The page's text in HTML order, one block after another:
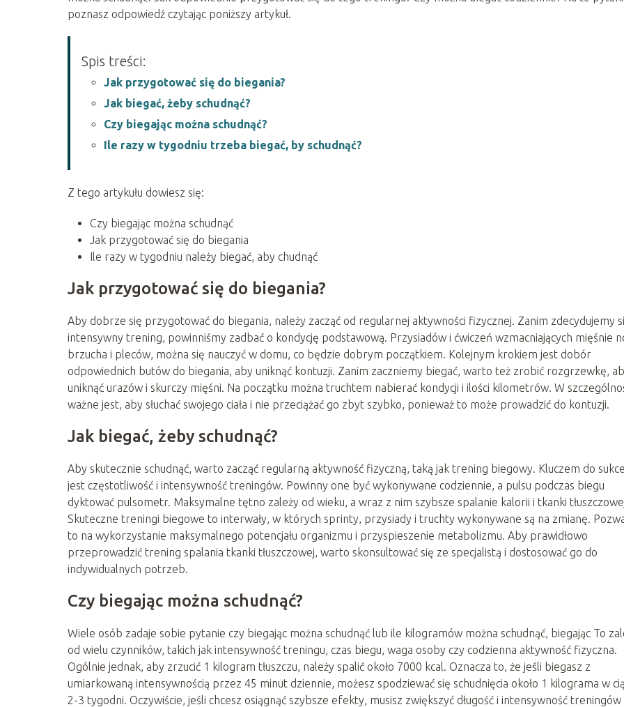
poznasz odpowiedź czytając poniższy artykuł.
Spis treści:
Jak przygotować się do biegania?
Jak biegać, żeby schudnąć?
Czy biegając można schudnąć?
Ile razy w tygodniu trzeba biegać, by schudnąć?
Z tego artykułu dowiesz się:
Czy biegając można schudnąć
Jak przygotować się do biegania
Ile razy w tygodniu należy biegać, aby chudnąć
Jak przygotować się do biegania?
Aby dobrze się przygotować do biegania, należy zacząć od regularnej aktywności fizycznej. Zanim zdecydujemy
intensywny trening, powinniśmy zadbać o kondycję podstawową. Przysiadów i ćwiczeń wzmacniających mięśnie
brzucha i pleców, można się nauczyć w domu, co będzie dobrym początkiem. Kolejnym krokiem jest dobór
odpowiednich butów do biegania, aby uniknąć kontuzji. Zanim zaczniemy biegać, warto też zrobić rozgrzewkę,
uniknąć urazów i skurczy mięśni. Na początku można truchtem nabierać kondycji i ilości kilometrów. W
ważne jest, aby słuchać swojego ciała i nie przeciążać go zbyt szybko, ponieważ to może prowadzić do kontuzji.
Jak biegać, żeby schudnąć?
Aby skutecznie schudnąć, warto zacząć regularną aktywność fizyczną, taką jak trening biegowy. Kluczem do
jest częstotliwość i intensywność treningów. Powinny one być wykonywane codziennie, a pulsu podczas biegu
dyktować pulsometr. Maksymalne tętno zależy od wieku, a wraz z nim szybsze spalanie kalorii i tkanki
Skuteczne treningi biegowe to interwały, w których sprinty, przysiady i truchty wykonywane są na zmianę.
to na wykorzystanie maksymalnego potencjału organizmu i przyspieszenie metabolizmu. Aby prawidłowo
przeprowadzić trening spalania tkanki tłuszczowej, warto skonsultować się ze specjalistą i dostosować go do
indywidualnych potrzeb.
Czy biegając można schudnąć?
Wiele osób zadaje sobie pytanie czy biegając można schudnąć lub ile kilogramów można schudnąć, biegając To
od wielu czynników, takich jak intensywność treningu, czas biegu, waga osoby czy codzienna aktywność fizyczna.
Ogólnie jednak, aby zrzucić 1 kilogram tłuszczu, należy spalić około 7000 kcal. Oznacza to, że jeśli biegasz z
umiarkowaną intensywnością przez 45 minut dziennie, możesz spodziewać się schudnięcia około 1 kilograma w
2-3 tygodni. Oczywiście, jeśli chcesz osiągnąć szybsze efekty, musisz zwiększyć długość i intensywność treningów